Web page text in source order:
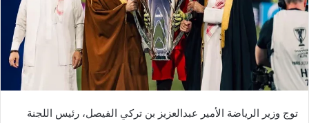
توج وزير الرياضة الأمير عبدالعزيز بن تركي الفيصل، رئيس اللجنة